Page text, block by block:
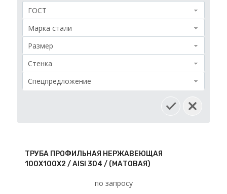
ГОСТ
Марка стали
Размер
Стенка
Спецпредложение
ТРУБА ПРОФИЛЬНАЯ НЕРЖАВЕЮЩАЯ
100Х100Х2 / AISI 304 / (МАТОВАЯ)
по запросу